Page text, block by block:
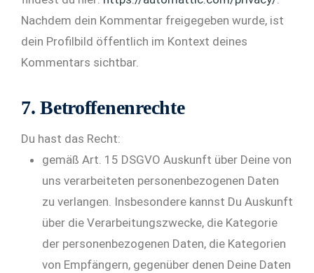
Nachdem dein Kommentar freigegeben wurde, ist
dein Profilbild öffentlich im Kontext deines
Kommentars sichtbar.
7. Betroffenenrechte
Du hast das Recht:
gemäß Art. 15 DSGVO Auskunft über Deine von
uns verarbeiteten personenbezogenen Daten
zu verlangen. Insbesondere kannst Du Auskunft
über die Verarbeitungszwecke, die Kategorie
der personenbezogenen Daten, die Kategorien
von Empfängern, gegenüber denen Deine Daten